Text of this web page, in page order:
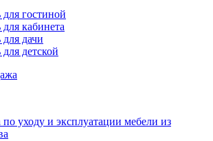
гостиной
кабинета
дачи
детской
уходу и эксплуатации мебели из